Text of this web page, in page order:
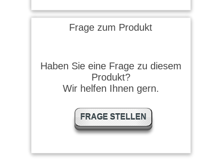
Frage zum Produkt
Haben Sie eine Frage zu diesem
Produkt?
Wir helfen Ihnen gern.
FRAGE STELLEN